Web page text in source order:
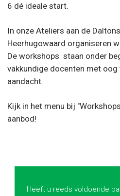
6 dé ideale start.
In onze Ateliers aan de
Heerhugowaard organiseren
De workshops staan onder
vakkundige docenten met
aandacht.
Kijk in het menu bij
aanbod!
Heeft u reeds voldoende